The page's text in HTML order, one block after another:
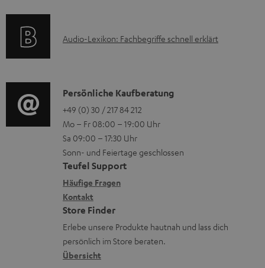
n
r
l
a
d
e
n
i
e
n
z
u
r
G
a
r
a
n
t
g
e
r
ä
t
e
R
ü
c
k
A
i
o
-
L
e
x
i
k
o
n
Audio-Lexikon: Fachbegriffe schnell erklärt
K
o
n
t
a
k
t
d
a
t
Persönliche Kaufberatung
+49 (0) 30 / 217 84 212
Mo – Fr 08:00 – 19:00 Uhr
Sa 09:00 – 17:30 Uhr
Sonn- und Feiertage geschlossen
Teufel Support
Häufige Fragen
Kontakt
Store Finder
Erlebe unsere Produkte hautnah und lass dich
persönlich im Store beraten.
Übersicht